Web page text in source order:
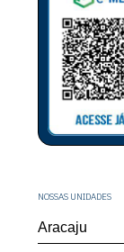
NOSSAS UNIDADES